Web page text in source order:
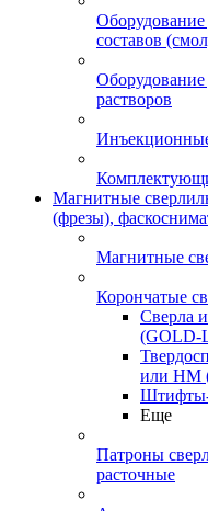
составов
растворов
Магнитные
(фрезы),
Магнитные
Корончатые
Сверла
(GOLD-
или HM
Штифты-
Еще
Патроны
расточные